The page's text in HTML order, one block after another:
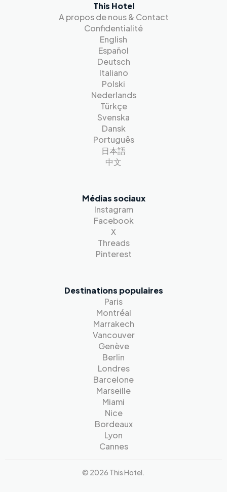
This Hotel
A propos de nous & Contact
Confidentialité
English
Español
Deutsch
Italiano
Polski
Nederlands
Türkçe
Svenska
Dansk
Português
日本語
中文
Médias sociaux
Instagram
Facebook
X
Threads
Pinterest
Destinations populaires
Paris
Montréal
Marrakech
Vancouver
Genève
Berlin
Londres
Barcelone
Marseille
Miami
Nice
Bordeaux
Lyon
Cannes
© 2026 This Hotel.